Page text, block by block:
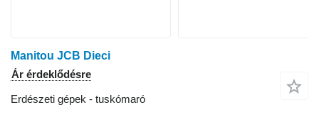
Manitou JCB Dieci
Ár érdeklődésre
Erdészeti gépek - tuskómaró